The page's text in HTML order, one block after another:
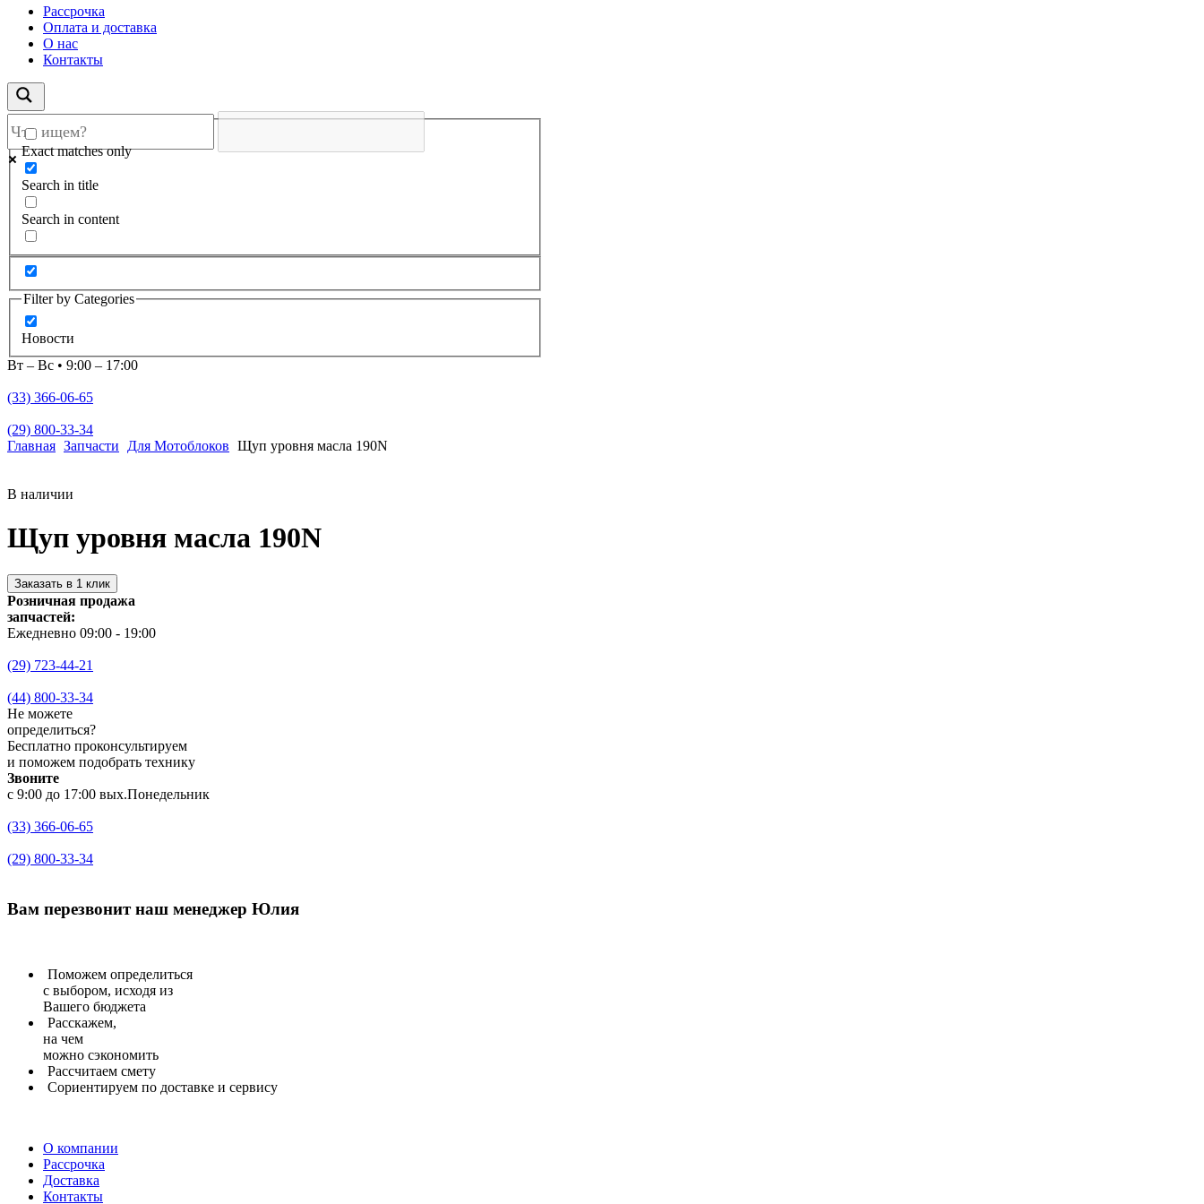
Рассрочка
Оплата и доставка
О нас
Контакты
Exact matches only
Search in title
Search in content
Filter by Categories
Новости
Вт – Вс • 9:00 – 17:00
(33) 366-06-65
(29) 800-33-34
Главная Запчасти Для Мотоблоков Щуп уровня масла 190N
В наличии
Щуп уровня масла 190N
Заказать в 1 клик
Розничная продажа
запчастей:
Ежедневно 09:00 - 19:00
(29) 723-44-21
(44) 800-33-34
Не можете
определиться?
Бесплатно проконсультируем
и поможем подобрать технику
Звоните
с 9:00 до 17:00 вых.Понедельник
(33) 366-06-65
(29) 800-33-34
Вам перезвонитнаш менеджер Юлия
Поможем определиться
с выбором, исходя из
Вашего бюджета
Расскажем,
на чем
можно сэкономить
Рассчитаем смету
Сориентируем по доставке и сервису
О компании
Рассрочка
Доставка
Контакты